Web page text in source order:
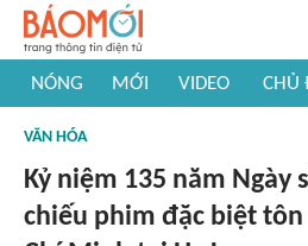
NÓNG MỚI VIDEO CHỦ
#Khám phá thế giới
VĂN HÓA
Kỷ niệm 135 năm Ngày
chiếu phim đặc biệt